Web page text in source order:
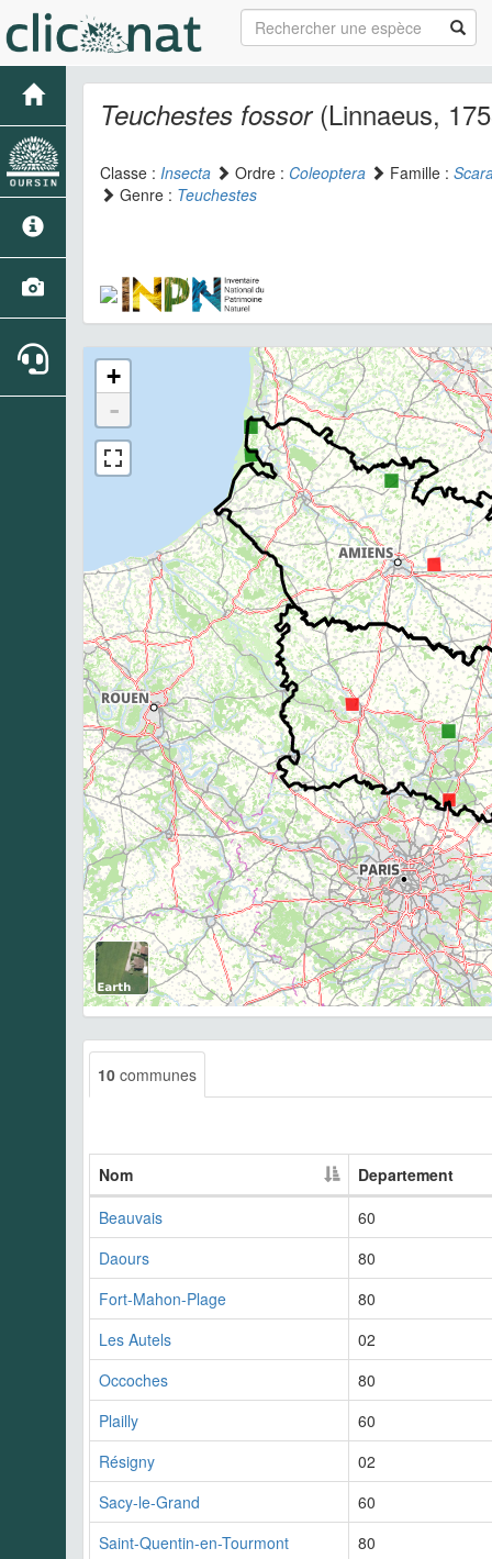
Teuchestes fossor(Linnaeus,
Classe : Insecta Ordre : Coleoptera Famille :
Genre : Teuchestes
+
-
10 communes
Nom
Departement
Beauvais
60
Daours
80
Fort-Mahon-Plage
80
Les Autels
02
Occoches
80
Plailly
60
Résigny
02
Sacy-le-Grand
60
Saint-Quentin-en-Tourmont
80